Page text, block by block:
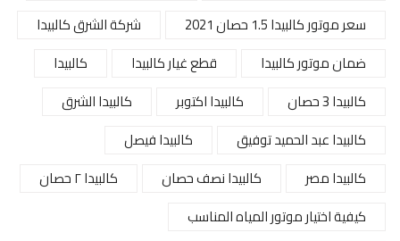
سعر موتور كالبيدا 1.5 حصان 2021
شركة الشرق كالبيدا
ضمان موتور كالبيدا
قطع غيار كالبيدا
كالبيدا
كالبيدا 3 حصان
كالبيدا اكتوبر
كالبيدا الشرق
كالبيدا عبد الحميد توفيق
كالبيدا فيصل
كالبيدا مصر
كالبيدا نصف حصان
كالبيدا ٢ حصان
كيفية اختيار موتور المياه المناسب